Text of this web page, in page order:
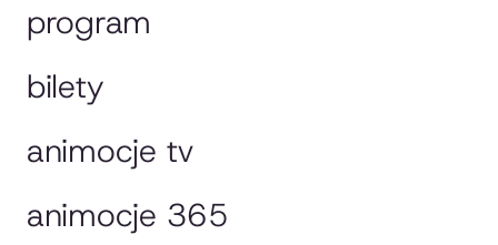
program
bilety
animocje tv
animocje 365